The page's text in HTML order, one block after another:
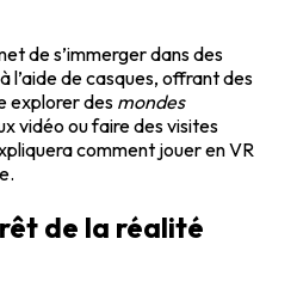
de s’immerger dans des
à l’aide de casques, offrant des
explorer des mondes
vidéo ou faire des visites
comment jouer en VR
de la réalité